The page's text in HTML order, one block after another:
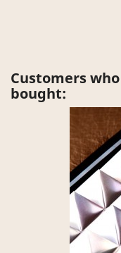
Customers
bought: